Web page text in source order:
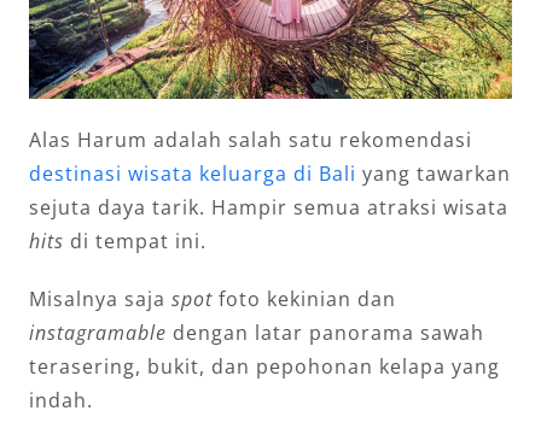
Alas Harum adalah salah satu rekomendasi
destinasi wisata keluarga di Bali yang tawarkan
sejuta daya tarik. Hampir semua atraksi wisata
hits di tempat ini.
Misalnya saja spotfoto kekinian dan
instagramable dengan latar panorama sawah
terasering, bukit, dan pepohonan kelapa yang
indah.